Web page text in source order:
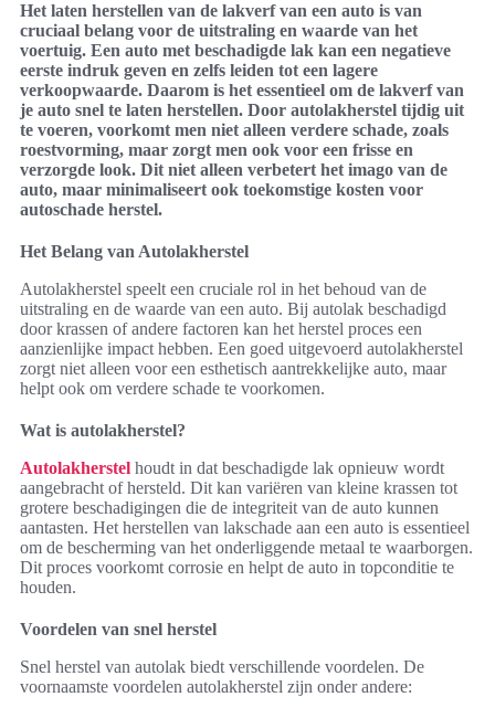
Het laten herstellen van de lakverf van een auto is van
cruciaal belang voor de uitstraling en waarde van het
voertuig. Een auto met beschadigde lak kan een negatieve
eerste indruk geven en zelfs leiden tot een lagere
verkoopwaarde. Daarom is het essentieel om de lakverf van
je auto snel te laten herstellen. Door autolakherstel tijdig uit
te voeren, voorkomt men niet alleen verdere schade, zoals
roestvorming, maar zorgt men ook voor een frisse en
verzorgde look. Dit niet alleen verbetert het imago van de
auto, maar minimaliseert ook toekomstige kosten voor
autoschade herstel.
Het Belang van Autolakherstel
Autolakherstel speelt een cruciale rol in het behoud van de
uitstraling en de waarde van een auto. Bij autolak beschadigd
door krassen of andere factoren kan het herstel proces een
aanzienlijke impact hebben. Een goed uitgevoerd autolakherstel
zorgt niet alleen voor een esthetisch aantrekkelijke auto, maar
helpt ook om verdere schade te voorkomen.
Wat is autolakherstel?
Autolakherstel houdt in dat beschadigde lak opnieuw wordt
aangebracht of hersteld. Dit kan variëren van kleine krassen tot
grotere beschadigingen die de integriteit van de auto kunnen
aantasten. Het herstellen van lakschade aan een auto is essentieel
om de bescherming van het onderliggende metaal te waarborgen.
Dit proces voorkomt corrosie en helpt de auto in topconditie te
houden.
Voordelen van snel herstel
Snel herstel van autolak biedt verschillende voordelen. De
voornaamste voordelen autolakherstel zijn onder andere: